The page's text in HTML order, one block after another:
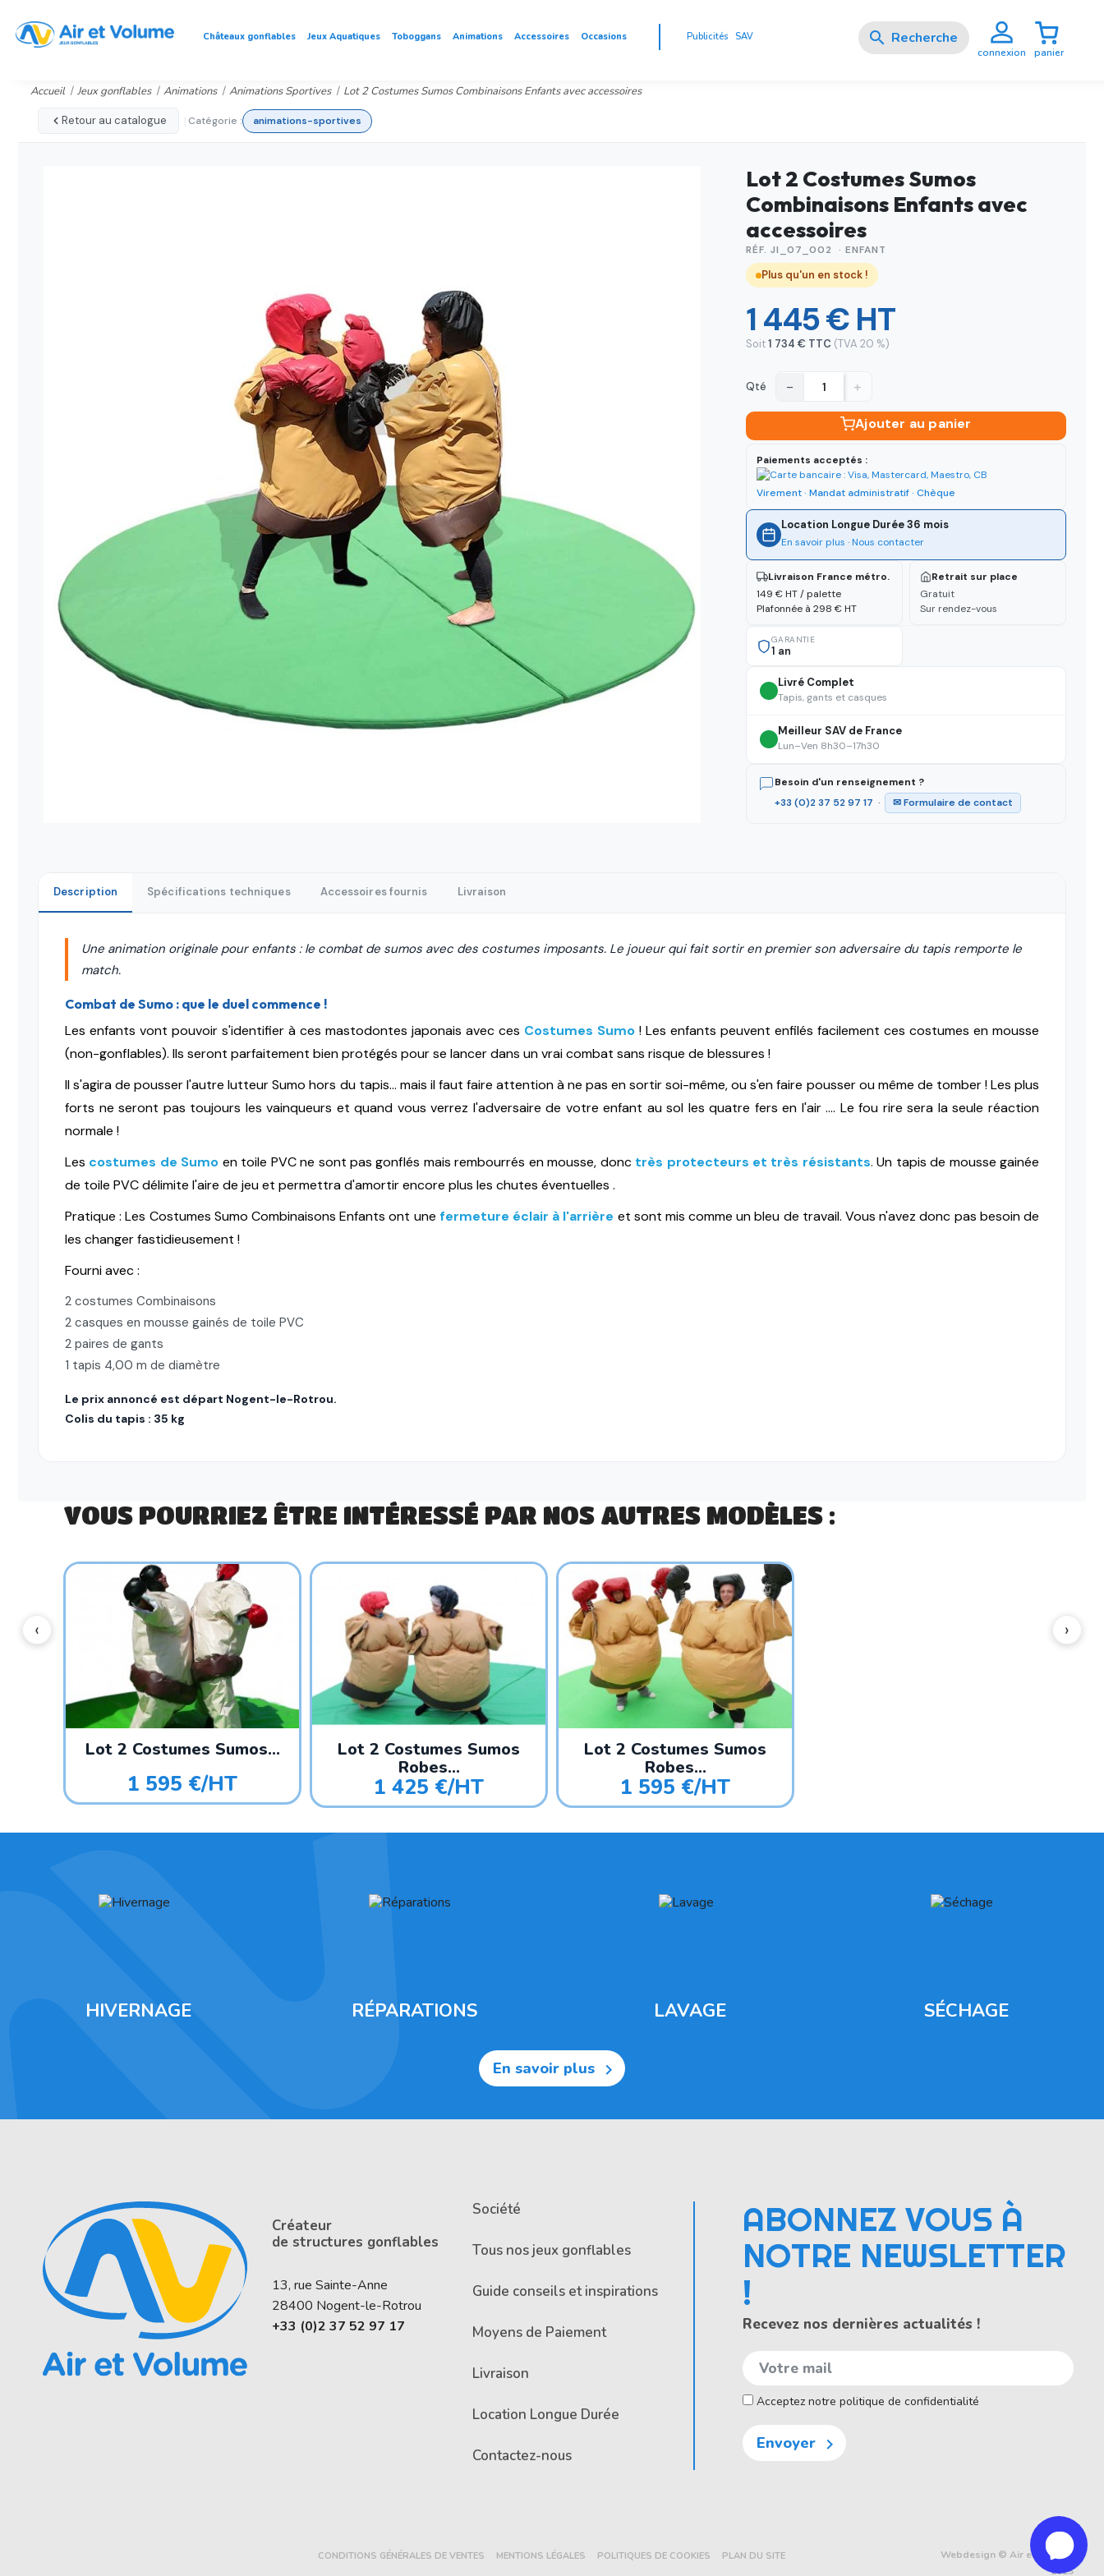
Châteaux gonflables Jeux Aquatiques Toboggans Animations Accessoires Occasions Publicités SAV 
connexion panier
Accueil Jeux gonflables Animations Animations Sportives Lot 2 Costumes Sumos Combinaisons Enfants avec accessoires
Retour au catalogue Catégorie : animations-sportives
Lot 2 Costumes Sumos
Combinaisons Enfants avec
accessoires
RÉF. JI_07_002 · ENFANT
Plus qu'un en stock !
1 445 € HT
Soit1 734 € TTC (TVA 20 %)
Qté − +
Ajouter au panier
Paiements acceptés :
Virement · Mandat administratif · Chèque
Location Longue Durée 36 mois
En savoir plus · Nous contacter
Livraison France métro.
149 € HT / palette
Plafonnée à 298 € HT
Retrait sur place
Gratuit
Sur rendez-vous
GARANTIE
1 an
Livré Complet
Tapis, gants et casques
Meilleur SAV de France
Lun–Ven 8h30–17h30
Besoin d'un renseignement ?
+33 (0)2 37 52 97 17 · ✉ Formulaire de contact
Description Spécifications techniques Accessoires fournis Livraison
Une animation originale pour enfants : le combat de sumos avec des costumes imposants. Le joueur qui fait sortir en premier son adversaire du tapis remporte le
match.
Combat de Sumo : que le duel commence !
Les enfants vont pouvoir s'identifier à ces mastodontes japonais avec ces Costumes Sumo ! Les enfants peuvent enfilés facilement ces costumes en mousse
(non-gonflables). Ils seront parfaitement bien protégés pour se lancer dans un vrai combat sans risque de blessures !
Il s'agira de pousser l'autre lutteur Sumo hors du tapis... mais il faut faire attention à ne pas en sortir soi-même, ou s'en faire pousser ou même de tomber !Les plus
forts ne seront pas toujours les vainqueurs et quand vous verrez l'adversaire de votre enfant au sol les quatre fers en l'air .... Le fou rire sera la seule réaction
normale !
Les costumes de Sumo en toile PVC ne sont pas gonflés mais rembourrés en mousse, donc très protecteurs et très résistants.Un tapis de mousse gainée
de toile PVC délimite l'aire de jeu et permettra d'amortir encore plus les chutes éventuelles .
Pratique : Les Costumes Sumo Combinaisons Enfants ont une fermeture éclair à l'arrière et sont mis comme un bleu de travail. Vous n'avez donc pas besoin de
les changer fastidieusement !
Fourni avec :
2 costumes Combinaisons
2 casques en mousse gainés de toile PVC
2 paires de gants
1 tapis 4,00 m de diamètre
Le prix annoncé est départ Nogent-le-Rotrou.
Colis du tapis : 35 kg
VOUS POURRIEZ ÊTRE INTÉRESSÉ PAR NOS AUTRES MODÈLES :
Lot 2 Costumes Sumos...
1 595 €/HT
Lot 2 Costumes Sumos
Robes...
1 425 €/HT
Lot 2 Costumes Sumos
Robes...
1 595 €/HT
HIVERNAGE RÉPARATIONS LAVAGE SÉCHAGE
En savoir plus 
Créateur
de structures gonflables
13, rue Sainte-Anne
28400 Nogent-le-Rotrou
+33 (0)2 37 52 97 17
Société
Tous nos jeux gonflables
Guide conseils et inspirations
Moyens de Paiement
Livraison
Location Longue Durée
Contactez-nous
ABONNEZ VOUS À
NOTRE NEWSLETTER
!
Recevez nos dernières actualités !
Acceptez notre politique de confidentialité
Envoyer 
CONDITIONS GÉNÉRALES DE VENTES MENTIONS LÉGALES POLITIQUES DE COOKIES PLAN DU SITE
Webdesign © Air et Volume
2025